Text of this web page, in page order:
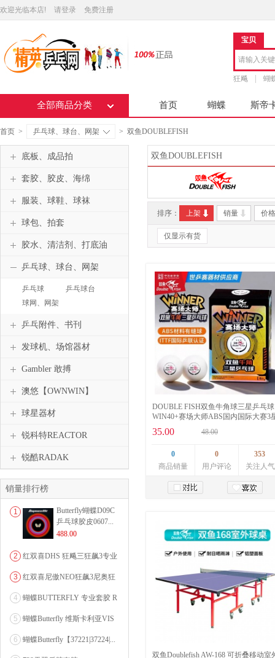
欢迎光临本店! 请登录 免费注册
宝贝
狂飚 蝴
全部商品分类 首页 蝴蝶 斯帝
首页 > 乒乓球、球台、网架 > 双鱼DOUBLEFISH
双鱼DOUBLEFISH
排序： 上架 销量 价格
仅显示有货
DOUBLE FISH双鱼牛角球三星乒乓球
WIN40+赛场大师ABS国内国际大赛3
兵乓球耐打ITTF认证6颗
35.00 48.00
0
商品销量
0
用户评论
353
关注人气
双鱼Doublefish AW-168 可折叠移动室
底板、成品拍
套胶、胶皮、海绵
服装、球鞋、球袜
球包、拍套
胶水、清洁剂、打底油
乒乓球、球台、网架
乒乓球
乒乓球台
球网、网架
乒乓附件、书刊
发球机、场馆器材
Gambler 敢搏
澳悠【OWNWIN】
球星器材
锐科特REACTOR
锐酷RADAK
销量排行榜
1
Butterfly蝴蝶D09C
乒乓球胶皮0607...
488.00
2
红双喜DHS 狂飚三狂飙3专业
3
红双喜尼傲NEO狂飙3尼奥狂
4
蝴蝶BUTTERFLY 专业套胶 R
5
蝴蝶Butterfly 维斯卡利亚VIS
6
蝴蝶Butterfly【37221|37224|...